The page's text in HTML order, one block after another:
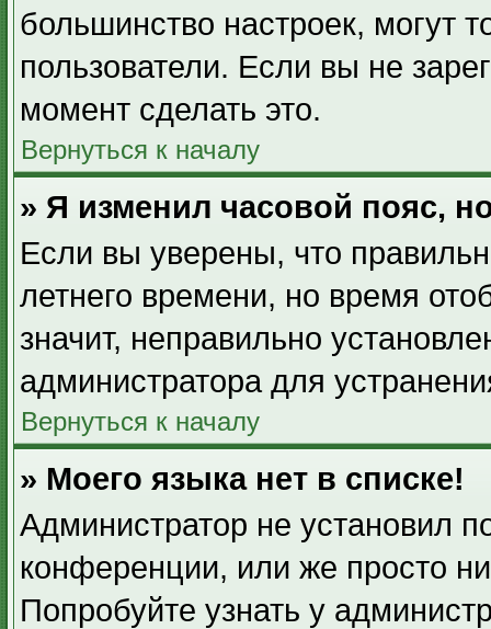
большинство настроек, могут
пользователи. Если вы не
момент сделать это.
Вернуться к началу
» Я изменил часовой пояс,
Если вы уверены, что
летнего времени, но время
значит, неправильно
администратора для
Вернуться к началу
» Моего языка нет в списке!
Администратор не установил
конференции, или же просто
Попробуйте узнать у